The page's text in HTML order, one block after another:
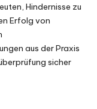
Hindernisse zu
Erfolg von
aus der Praxis
sicher